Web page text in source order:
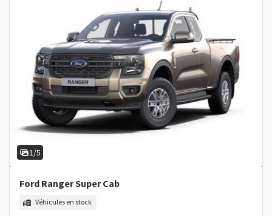
1/5
Ford Ranger Super Cab
Véhicules en stock